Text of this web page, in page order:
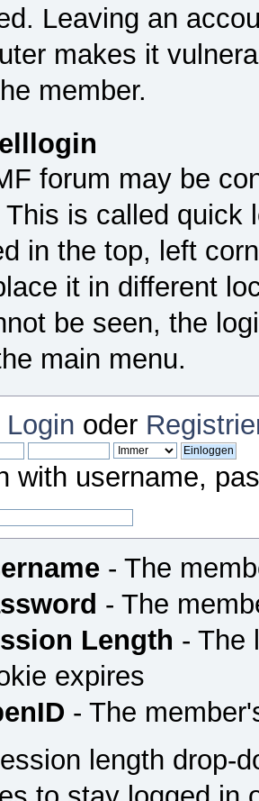
Leaving an
makes it
member.
forum may be
This is called quick
in the top, left
it in different
be seen, the
main menu.
Login oder
with username,
- The
- The
Length - The
expires
- The
length drop-